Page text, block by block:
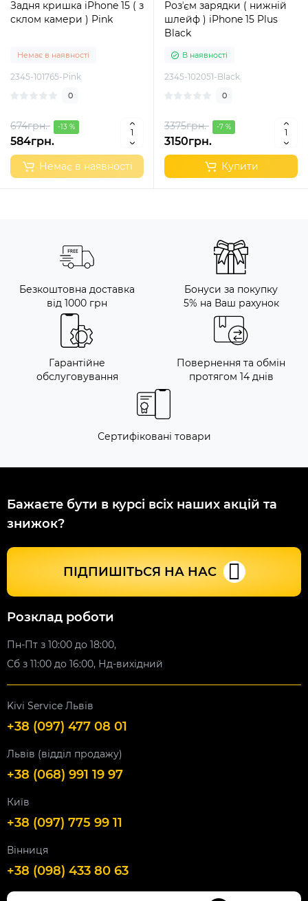
Задня кришка iPhone 15 ( з
склом камери ) Pink
Немає в наявності
2345-101765-Pink
0
674грн. -13 %
584грн.
Немає в наявності
Розʼєм зарядки ( нижній
шлейф ) iPhone 15 Plus
Black
В наявності
2345-102051-Black
0
3375грн. -7 %
3150грн.
Купити
Безкоштовна доставка
від 1000 грн
Бонуси за покупку
5% на Ваш рахунок
Гарантійне
обслуговування
Повернення та обмін
протягом 14 днів
Сертифіковані товари
Бажаєте бути в курсі всіх наших акцій та
знижок?
ПІДПИШІТЬСЯ НА НАС
Розклад роботи
Пн-Пт з 10:00 до 18:00,
Сб з 11:00 до 16:00, Нд-вихідний
Kivi Service Львів
+38 (097) 477 08 01
Львів (відділ продажу)
+38 (068) 991 19 97
Київ
+38 (097) 775 99 11
Вінниця
+38 (098) 433 80 63